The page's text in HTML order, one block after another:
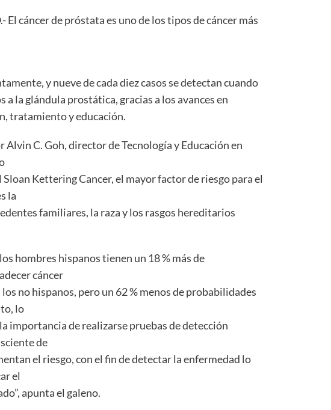
El cáncer de próstata es uno de los tipos de cáncer más
y nueve de cada diez casos se detectan cuando
a la glándula prostática, gracias a los avances en
tratamiento y educación.
Alvin C. Goh, director de Tecnología y Educación en
Kettering Cancer, el mayor factor de riesgo para el
la
familiares, la raza y los rasgos hereditarios
hombres hispanos tienen un 18 % más de
cáncer
no hispanos, pero un 62 % menos de probabilidades
lo
importancia de realizarse pruebas de detección
de
el riesgo, con el fin de detectar la enfermedad lo
el
apunta el galeno.